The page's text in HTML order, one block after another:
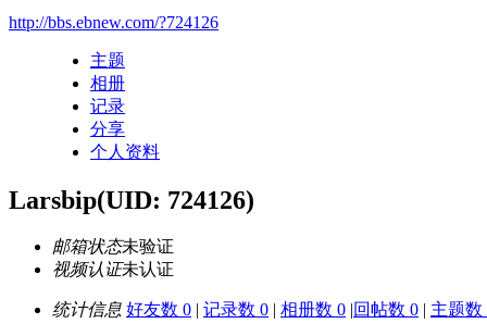
http://bbs.ebnew.com/?724126
主题
相册
记录
分享
个人资料
Larsbip(UID: 724126)
邮箱状态未验证
视频认证未认证
统计信息 好友数 0 | 记录数 0 | 相册数 0 |回帖数 0 | 主题数